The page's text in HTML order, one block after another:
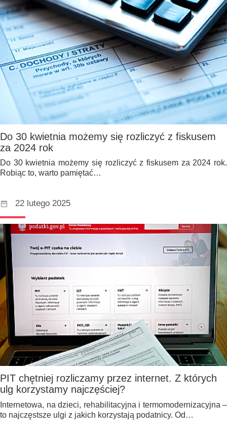
Do 30 kwietnia możemy się rozliczyć z fiskusem
za 2024 rok
Do 30 kwietnia możemy się rozliczyć z fiskusem za 2024 rok.
Robiąc to, warto pamiętać…
22 lutego 2025
PIT chętniej rozliczamy przez internet. Z których
ulg korzystamy najczęściej?
Internetowa, na dzieci, rehabilitacyjna i termomodernizacyjna –
to najczęstsze ulgi z jakich korzystają podatnicy. Od…